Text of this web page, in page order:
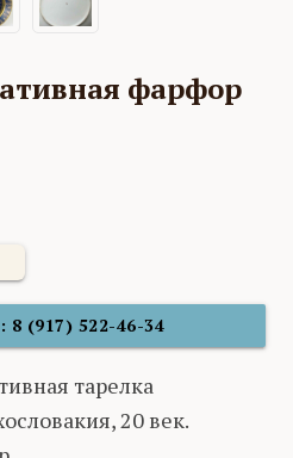
фарфор
(917) 522-46-34
тарелка
20 век.